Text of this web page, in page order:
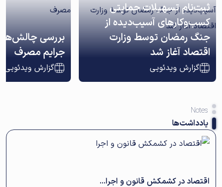
ثبت‌نام تسهیلات حمایتی
کسب‌وکارهای آسیب‌دیده از
جنگ رمضان توسط وزارت
اقتصاد آغاز شد
گزارش ویدئویی
بررسی
جرایم مصرف
گزارش ویدئویی
Notes
یادداشت‌ها
اقتصاد در کشمکش قانون و اجرا...